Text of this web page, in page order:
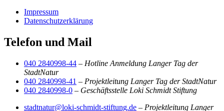
Impressum
Datenschutzerklärung
Telefon und Mail
040 2840998-44 – Hotline Anmeldung Langer Tag der
StadtNatur
040 2840998-41 – Projektleitung Langer Tag der StadtNatur
040 2840998-0 – Geschäftsstelle Loki Schmidt Stiftung
stadtnatur@loki-schmidt-stiftung.de – Projektleitung Langer